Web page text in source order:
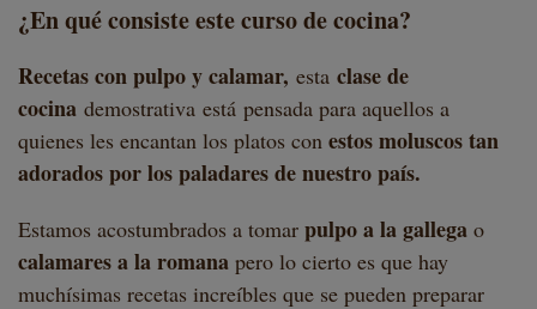
¿En qué consiste este curso de cocina?
Recetas con pulpo y calamar, esta clase de
cocina demostrativa está pensada para aquellos a
quienes les encantan los platos con estos moluscos tan
adorados por los paladares de nuestro país.
Estamos acostumbrados a tomar pulpo a la gallega o
calamares a la romana pero lo cierto es que hay
muchísimas recetas increíbles que se pueden preparar